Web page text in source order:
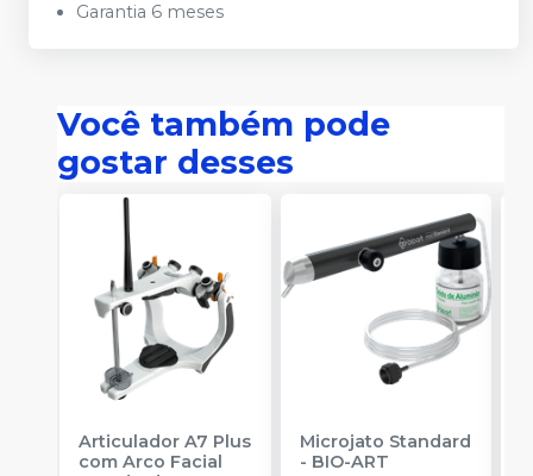
Garantia 6 meses
Você também pode
gostar desses
Articulador A7 Plus
com Arco Facial
Microjato Standard
- BIO-ART